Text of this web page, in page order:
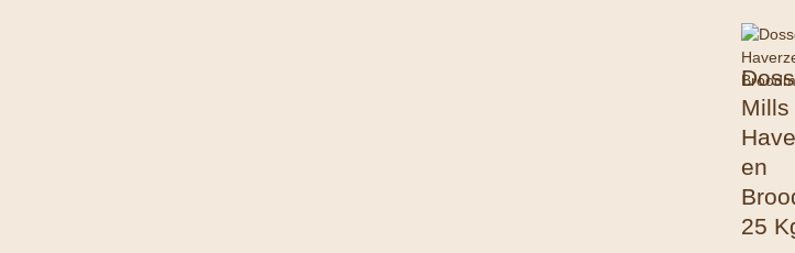
Mills
en
25